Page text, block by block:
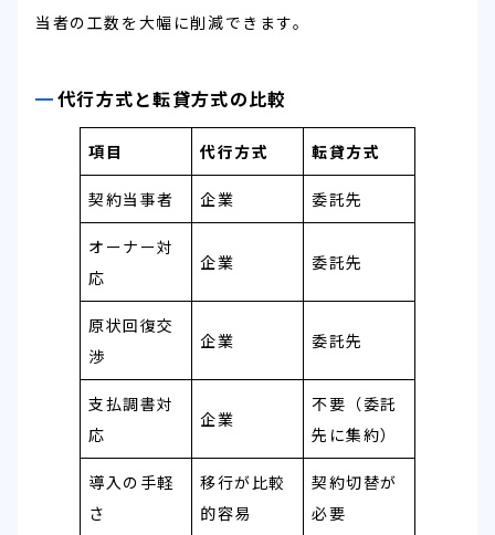
当者の工数を大幅に削減できます。
代行方式と転貸方式の比較
項目 代行方式 転貸方式
契約当事者 企業 委託先
オーナー対
応
企業 委託先
原状回復交
渉
企業 委託先
支払調書対
応
企業
不要（委託
先に集約）
導入の手軽
さ
移行が比較
的容易
契約切替が
必要